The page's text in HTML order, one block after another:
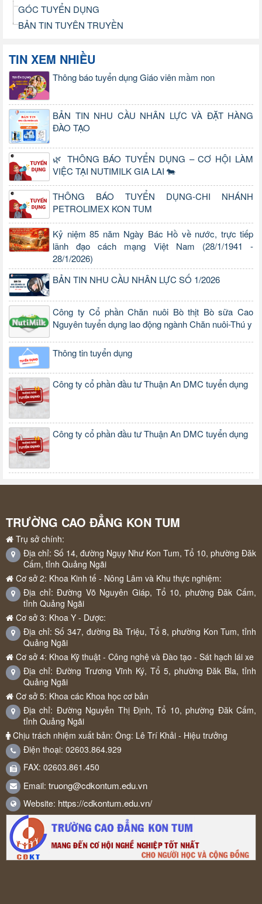
GÓC TUYỂN DỤNG
BẢN TIN TUYÊN TRUYỀN
TIN XEM NHIỀU
Thông báo tuyển dụng Giáo viên mầm non
BẢN TIN NHU CẦU NHÂN LỰC VÀ ĐẶT HÀNG
ĐÀO TẠO
🌿 THÔNG BÁO TUYỂN DỤNG – CƠ HỘI LÀM
VIỆC TẠI NUTIMILK GIA LAI 🐄
THÔNG BÁO TUYỂN DỤNG-CHI NHÁNH
PETROLIMEX KON TUM
Kỷ niệm 85 năm Ngày Bác Hồ về nước, trực tiếp
lãnh đạo cách mạng Việt Nam (28/1/1941 -
28/1/2026)
BẢN TIN NHU CẦU NHÂN LỰC SỐ 1/2026
Công ty Cổ phần Chăn nuôi Bò thịt Bò sữa Cao
Nguyên tuyển dụng lao động ngành Chăn nuôi-Thú y
Thông tin tuyển dụng
Công ty cổ phần đầu tư Thuận An DMC tuyển dụng
Công ty cổ phần đầu tư Thuận An DMC tuyển dụng
TRƯỜNG CAO ĐẲNG KON TUM
Trụ sở chính:
Địa chỉ: Số 14, đường Ngụy Như Kon Tum, Tổ 10, phường Đăk
Cấm, tỉnh Quảng Ngãi
Cơ sở 2: Khoa Kinh tế - Nông Lâm và Khu thực nghiệm:
Địa chỉ: Đường Võ Nguyên Giáp, Tổ 10, phường Đăk Cấm,
tỉnh Quảng Ngãi
Cơ sở 3: Khoa Y - Dược:
Địa chỉ: Số 347, đường Bà Triệu, Tổ 8, phường Kon Tum, tỉnh
Quảng Ngãi
Cơ sở 4: Khoa Kỹ thuật - Công nghệ và Đào tạo - Sát hạch lái xe
Địa chỉ: Đường Trương Vĩnh Ký, Tổ 5, phường Đăk Bla, tỉnh
Quảng Ngãi
Cơ sở 5: Khoa các Khoa học cơ bản
Địa chỉ: Đường Nguyễn Thị Định, Tổ 10, phường Đăk Cấm,
tỉnh Quảng Ngãi
Chịu trách nhiệm xuất bản: Ông: Lê Trí Khải - Hiệu trưởng
Điện thoại: 02603.864.929
FAX: 02603.861.450
Email: truong@cdkontum.edu.vn
Website: https://cdkontum.edu.vn/